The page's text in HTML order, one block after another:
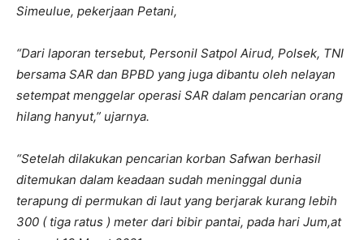
Simeulue, pekerjaan Petani,
“Dari laporan tersebut, Personil Satpol Airud, Polsek, TNI
bersama SAR dan BPBD yang juga dibantu oleh nelayan
setempat menggelar operasi SAR dalam pencarian orang
hilang hanyut,” ujarnya.
“Setelah dilakukan pencarian korban Safwan berhasil
ditemukan dalam keadaan sudah meninggal dunia
terapung di permukan di laut yang berjarak kurang lebih
300 ( tiga ratus ) meter dari bibir pantai, pada hari Jum,at